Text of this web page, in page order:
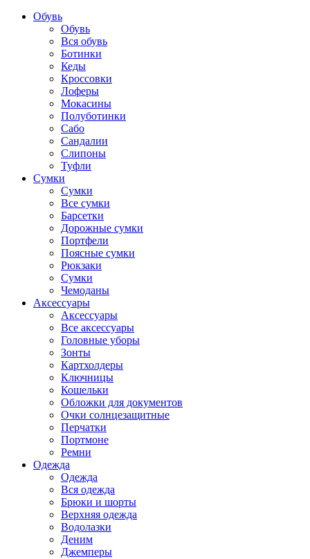
Обувь
Обувь
Вся обувь
Ботинки
Кеды
Кроссовки
Лоферы
Мокасины
Полуботинки
Сабо
Сандалии
Слипоны
Туфли
Сумки
Сумки
Все сумки
Барсетки
Дорожные сумки
Портфели
Поясные сумки
Рюкзаки
Сумки
Чемоданы
Аксессуары
Аксессуары
Все аксессуары
Головные уборы
Зонты
Картхолдеры
Ключницы
Кошельки
Обложки для документов
Очки солнцезащитные
Перчатки
Портмоне
Ремни
Одежда
Одежда
Вся одежда
Брюки и шорты
Верхняя одежда
Водолазки
Деним
Джемперы